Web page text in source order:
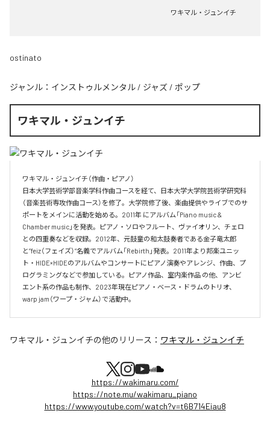
ワキマル・ジュンイチ
ostinato
ジャンル： インストゥルメンタル / ジャズ / ポップ
ワキマル・ジュンイチ
ワキマル・ジュンイチ（作曲・ピアノ）
日本大学芸術学部音楽学科作曲コースを経て、日本大学大学院芸術学研究科
（音楽芸術専攻作曲コース）を修了。大学院修了後、楽曲提供やライブでのサ
ポートをメインに活動を始める。2011年 にアルバム「Piano music &
Chamber music」を発表。ピアノ・ソロやフルート、ヴァイオリン、チェロ
との四重奏などを収録。2012年、元鼓童の和太鼓奏者である金子竜太郎
と”feiz（フェイズ）”名義でアルバム「Rebirth」発表。2011年より邦楽ユニッ
ト・HIDE×HIDEのアルバムやコンサートにピアノ演奏やアレンジ、作曲、プ
ログラミングなどで参加している。ピアノ作品、室内楽作品 の他、アンビ
エント系の作品も制作、2023年現在ピアノ・ベース・ドラムのトリオ、
warp jam（ワープ・ジャム）で活動中。
ワキマル・ジュンイチの他のリリース： ワキマル・ジュンイチ
https://wakimaru.com/
https://note.mu/wakimaru_piano
https://www.youtube.com/watch?v=t6B714Eiau8